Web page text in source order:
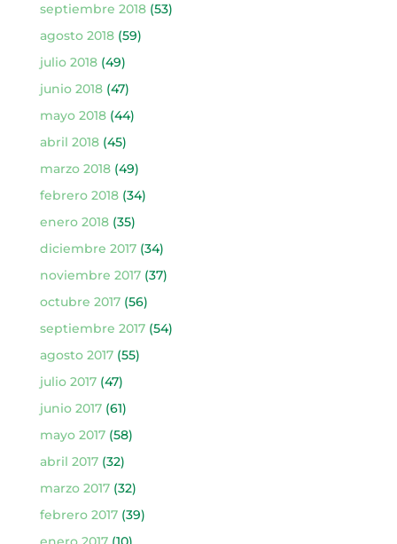
septiembre 2018(53)
agosto 2018(59)
julio 2018(49)
junio 2018(47)
mayo 2018(44)
abril 2018(45)
marzo 2018(49)
febrero 2018(34)
enero 2018(35)
diciembre 2017(34)
noviembre 2017(37)
octubre 2017(56)
septiembre 2017(54)
agosto 2017(55)
julio 2017(47)
junio 2017(61)
mayo 2017(58)
abril 2017(32)
marzo 2017(32)
febrero 2017(39)